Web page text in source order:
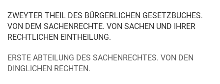
ZWEYTER THEIL DES BÜRGERLICHEN GESETZBUCHES.
VON DEM SACHENRECHTE. VON SACHEN UND IHRER
RECHTLICHEN EINTHEILUNG.
ERSTE ABTEILUNG DES SACHENRECHTES. VON DEN
DINGLICHEN RECHTEN.